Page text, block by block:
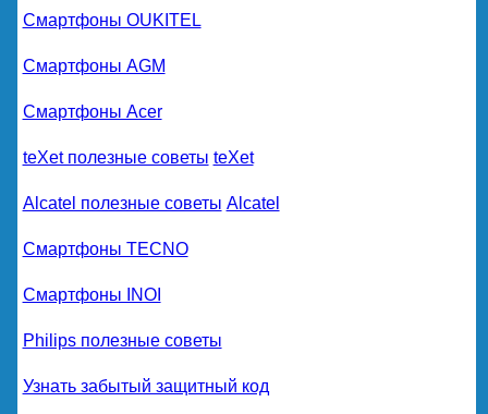
Смартфоны OUKITEL
Смартфоны AGM
Смартфоны Acer
teXet полезные советы teXet
Alcatel полезные советы Alcatel
Смартфоны TECNO
Смартфоны INOI
Philips полезные советы
Узнать забытый защитный код